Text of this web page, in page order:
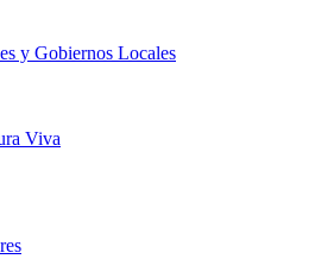
y Gobiernos Locales
Viva